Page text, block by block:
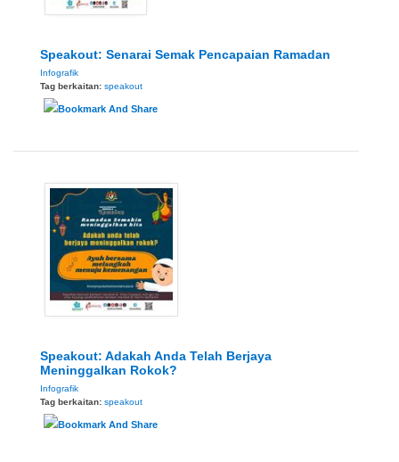
Speakout: Senarai Semak Pencapaian Ramadan
Infografik
Tag berkaitan: speakout
Speakout: Adakah Anda Telah Berjaya
Meninggalkan Rokok?
Infografik
Tag berkaitan: speakout